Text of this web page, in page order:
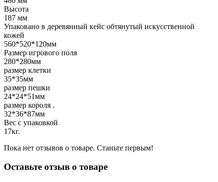
Высота
187 мм
Упаковано в деревянный кейс обтянутый искусственной
кожей
560*520*120мм
Размер игрового поля
280*280мм
размер клетки
35*35мм
размер пешки
24*24*51мм
размер короля .
32*36*87мм
Вес с упаковкой
17кг.
Пока нет отзывов о товаре. Станьте первым!
Оставьте отзыв о товаре